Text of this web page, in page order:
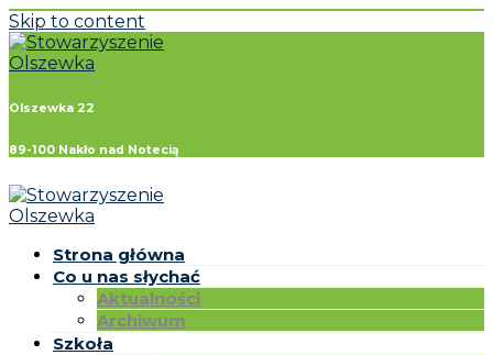
Skip to content
Olszewka 22
89-100 Nakło nad Notecią
Strona główna
Co u nas słychać
Aktualności
Archiwum
Szkoła